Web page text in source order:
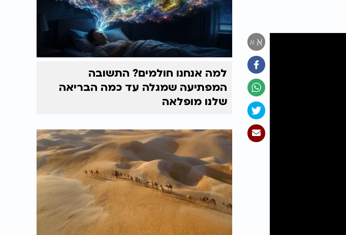
א א
למה אנחנו חולמים? התשובה
המפתיעה שמגלה עד כמה הבריאה
שלנו מופלאה